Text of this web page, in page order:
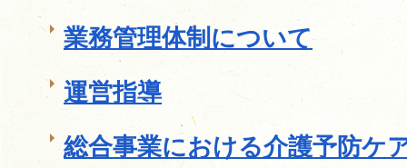
業務管理体制について
運営指導
総合事業における介護予防ケ